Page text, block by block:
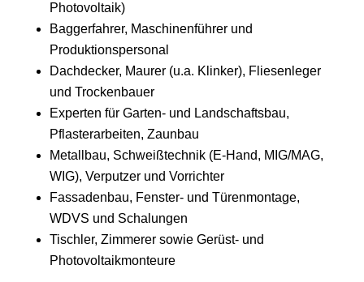
Photovoltaik)
Baggerfahrer, Maschinenführer und
Produktionspersonal
Dachdecker, Maurer (u.a. Klinker), Fliesenleger
und Trockenbauer
Experten für Garten- und Landschaftsbau,
Pflasterarbeiten, Zaunbau
Metallbau, Schweißtechnik (E-Hand, MIG/MAG,
WIG), Verputzer und Vorrichter
Fassadenbau, Fenster- und Türenmontage,
WDVS und Schalungen
Tischler, Zimmerer sowie Gerüst- und
Photovoltaikmonteure